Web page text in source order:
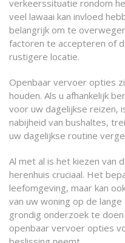
verkeerssituatie rondom
veel lawaai kan invloed
belangrijk om te
factoren te accepteren of
rustigere locatie.
Openbaar vervoer opties
houden. Als u afhankelijk
voor uw dagelijkse reizen,
nabijheid van bushaltes,
uw dagelijkse routine
Al met al is het kiezen van
herenhuis cruciaal. Het
leefomgeving, maar kan
van uw woning op de
grondig onderzoek te
openbaar vervoer opties